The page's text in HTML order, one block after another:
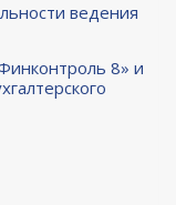
ведения
8» и